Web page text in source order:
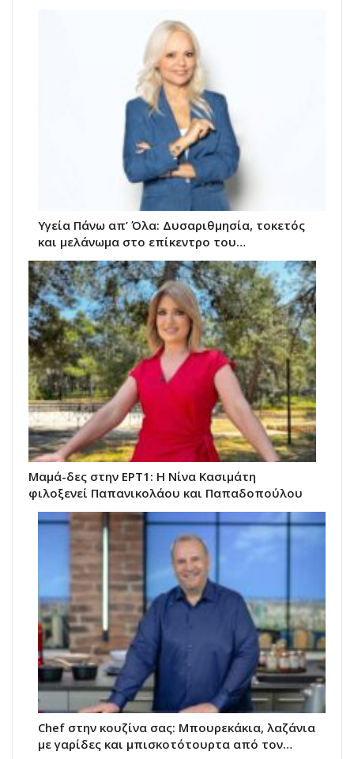
Υγεία Πάνω απ’ Όλα: Δυσαριθμησία, τοκετός
και μελάνωμα στο επίκεντρο του…
Μαμά-δες στην ΕΡΤ1: Η Νίνα Κασιμάτη
φιλοξενεί Παπανικολάου και Παπαδοπούλου
Chef στην κουζίνα σας: Μπουρεκάκια, λαζάνια
με γαρίδες και μπισκοτότουρτα από τον…